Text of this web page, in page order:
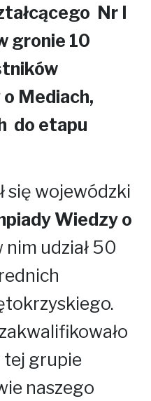
Nr I
gronie 10
Mediach,
do etapu
się wojewódzki
Wiedzy o
nim udział 50
tej grupie
naszego